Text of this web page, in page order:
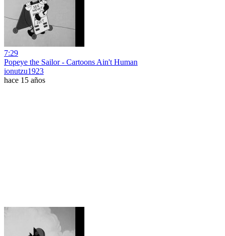
7:29
Popeye the Sailor - Cartoons Ain't Human
ionutzu1923
hace 15 años